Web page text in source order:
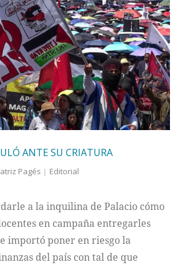
ANTE SU CRIATURA
Pagés Editorial
a la inquilina de Palacio cómo
en campaña entregarles
importó poner en riesgo la
del país con tal de que